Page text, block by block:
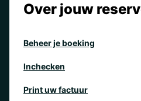
Over jouw
Beheer je boeking
Inchecken
Print uw factuur